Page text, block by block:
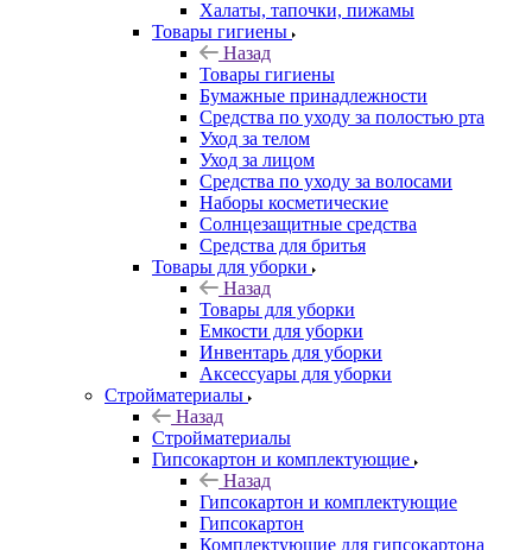
Халаты, тапочки, пижамы
Товары гигиены
Назад
Товары гигиены
Бумажные принадлежности
Средства по уходу за полостью рта
Уход за телом
Уход за лицом
Средства по уходу за волосами
Наборы косметические
Солнцезащитные средства
Средства для бритья
Товары для уборки
Назад
Товары для уборки
Емкости для уборки
Инвентарь для уборки
Аксессуары для уборки
Стройматериалы
Назад
Стройматериалы
Гипсокартон и комплектующие
Назад
Гипсокартон и комплектующие
Гипсокартон
Комплектующие для гипсокартона